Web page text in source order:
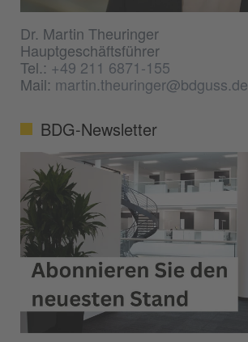
Dr. Martin Theuringer
Hauptgeschäftsführer
Tel.:+49 211 6871-155
Mail: martin.theuringer@bdguss.de
BDG-Newsletter